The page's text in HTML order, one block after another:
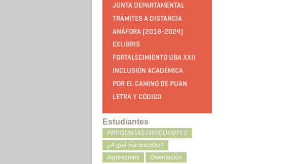
JUNTA DEPARTAMENTAL
TRÁMITES A DISTANCIA
ANÁFORA (2019-2024)
EXLIBRIS
FORTALECIMIENTO UBA XXII
INCLUSIÓN ACADÉMICA
POR EL CAMINO DE PUAN
LETRA Y CÓDIGO
Estudiantes
PREGUNTAS FRECUENTES
¿A qué me inscribo?
Ingresantes
Orientación